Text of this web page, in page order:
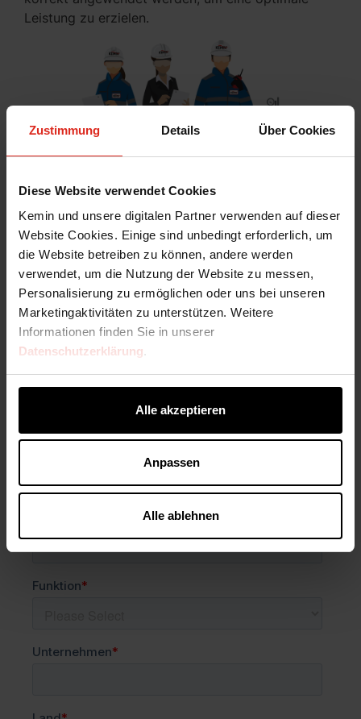
Zustimmung Details Über Cookies
Diese Website verwendet Cookies
Kemin und unsere digitalen Partner verwenden auf dieser
Website Cookies. Einige sind unbedingt erforderlich, um
die Website betreiben zu können, andere werden
verwendet, um die Nutzung der Website zu messen,
Personalisierung zu ermöglichen oder uns bei unseren
Marketingaktivitäten zu unterstützen. Weitere
Informationen finden Sie in unserer
Datenschutzerklärung.
Alle akzeptieren
Anpassen
Alle ablehnen
Leistung zu erzielen.
Kontaktieren Sie Kemin
Füllen Sie das untenstehende Formular aus, und
jemand aus unserem spezialisierten
Unterstützungsteam wird sich bald mit Ihnen in
Verbindung setzen.